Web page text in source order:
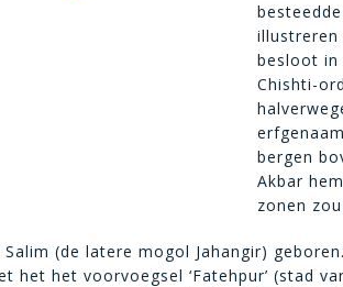
illustreren
besloot in
Chishti-
bergen
Akbar
zonen
(de latere mogol Jahangir)
het het voorvoegsel ‘Fatehpur’ (stad